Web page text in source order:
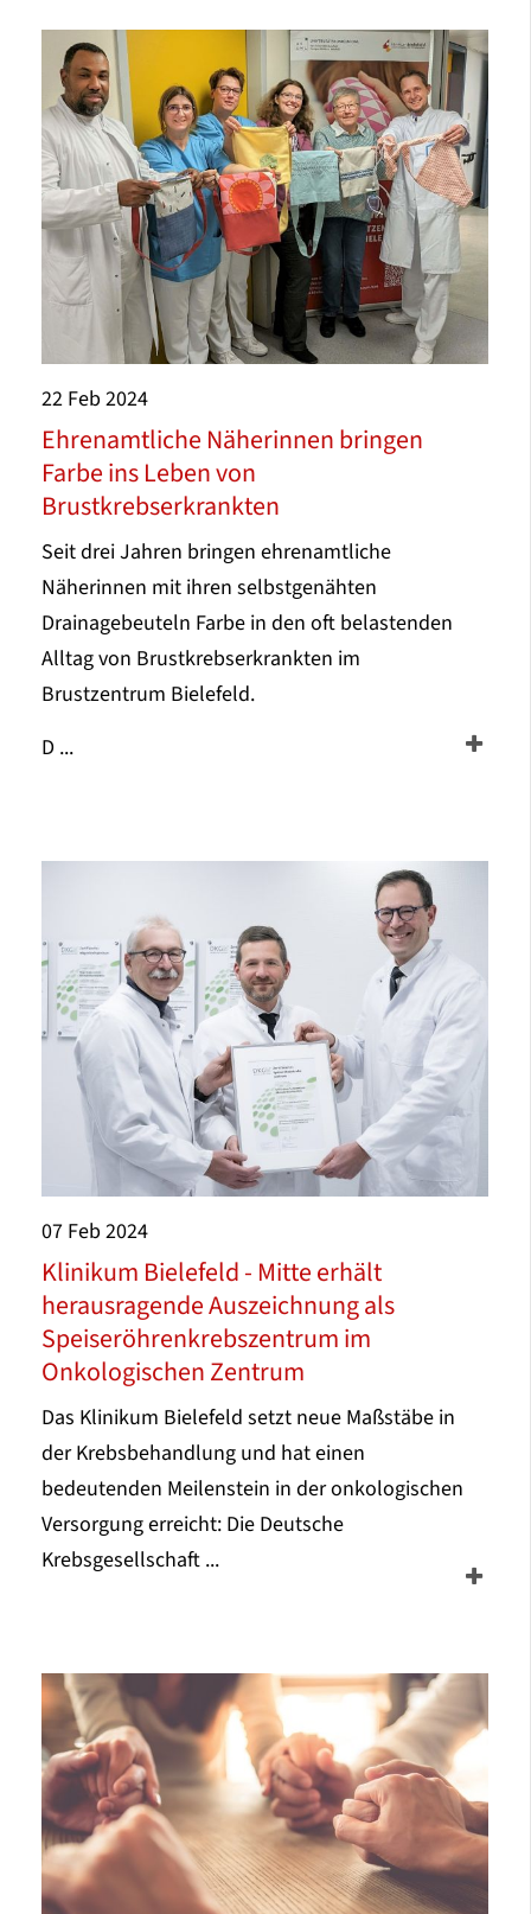
22 Feb2024
Ehrenamtliche Näherinnen bringen
Farbe ins Leben von
Brustkrebserkrankten
Seit drei Jahren bringen ehrenamtliche
Näherinnen mit ihren selbstgenähten
Drainagebeuteln Farbe in den oft belastenden
Alltag von Brustkrebserkrankten im
Brustzentrum Bielefeld.
D ...
07 Feb2024
Klinikum Bielefeld - Mitte erhält
herausragende Auszeichnung als
Speiseröhrenkrebszentrum im
Onkologischen Zentrum
Das Klinikum Bielefeld setzt neue Maßstäbe in
der Krebsbehandlung und hat einen
bedeutenden Meilenstein in der onkologischen
Versorgung erreicht: Die Deutsche
Krebsgesellschaft ...